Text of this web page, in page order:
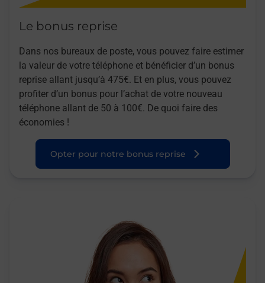
Le bonus reprise
Dans nos bureaux de poste, vous pouvez faire estimer
la valeur de votre téléphone et bénéficier d’un bonus
reprise allant jusqu’à 475€. Et en plus, vous pouvez
profiter d’un bonus pour l’achat de votre nouveau
téléphone allant de 50 à 100€. De quoi faire des
économies !
Opter pour notre bonus reprise